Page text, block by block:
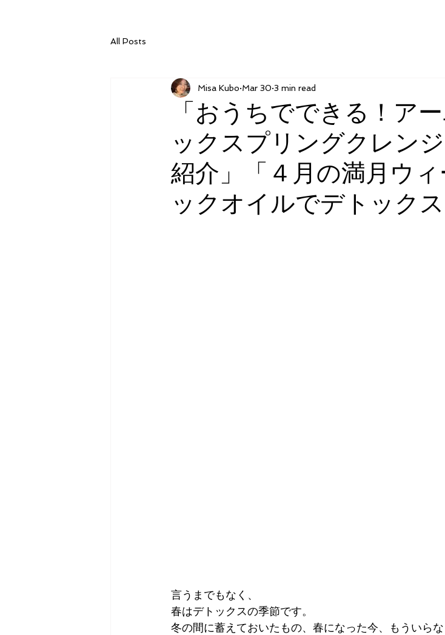
All Posts
「おうちでできる！ア
ックスプリングクレン
紹介」「４月の満月ウ
ックオイルでデトックス
Misa Kubo Mar 30 3 min read
言うまでもなく、
春はデトックスの季節です。
冬の間に蓄えておいたもの、春になった今、もういら